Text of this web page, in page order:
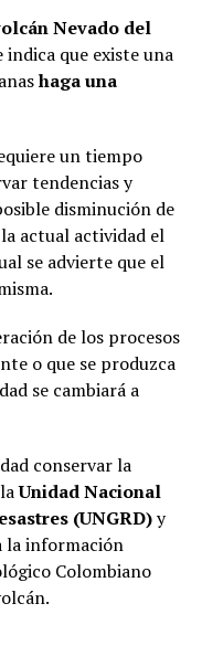
Nevado del
indica que existe una
haga una
un tiempo
tendencias y
disminución de
actual actividad el
se advierte que el
de los procesos
o que se produzca
se cambiará a
conservar la
laUnidad Nacional
(UNGRD)y
la información
Colombiano